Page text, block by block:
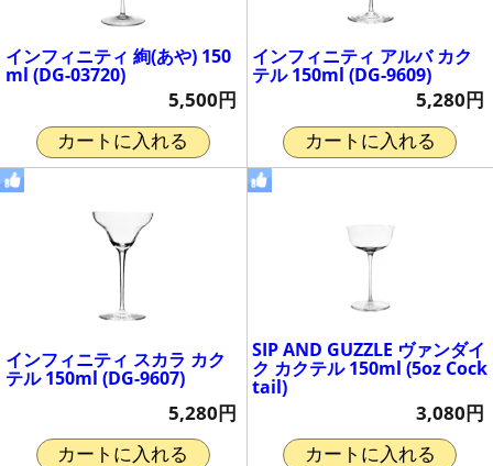
インフィニティ 絢(あや) 150
ml (DG-03720)
5,500円
カートに入れる
インフィニティ アルバ カク
テル 150ml (DG-9609)
5,280円
カートに入れる
インフィニティ スカラ カク
テル 150ml (DG-9607)
5,280円
カートに入れる
SIP AND GUZZLE ヴァンダイ
ク カクテル 150ml (5oz Cock
tail)
3,080円
カートに入れる